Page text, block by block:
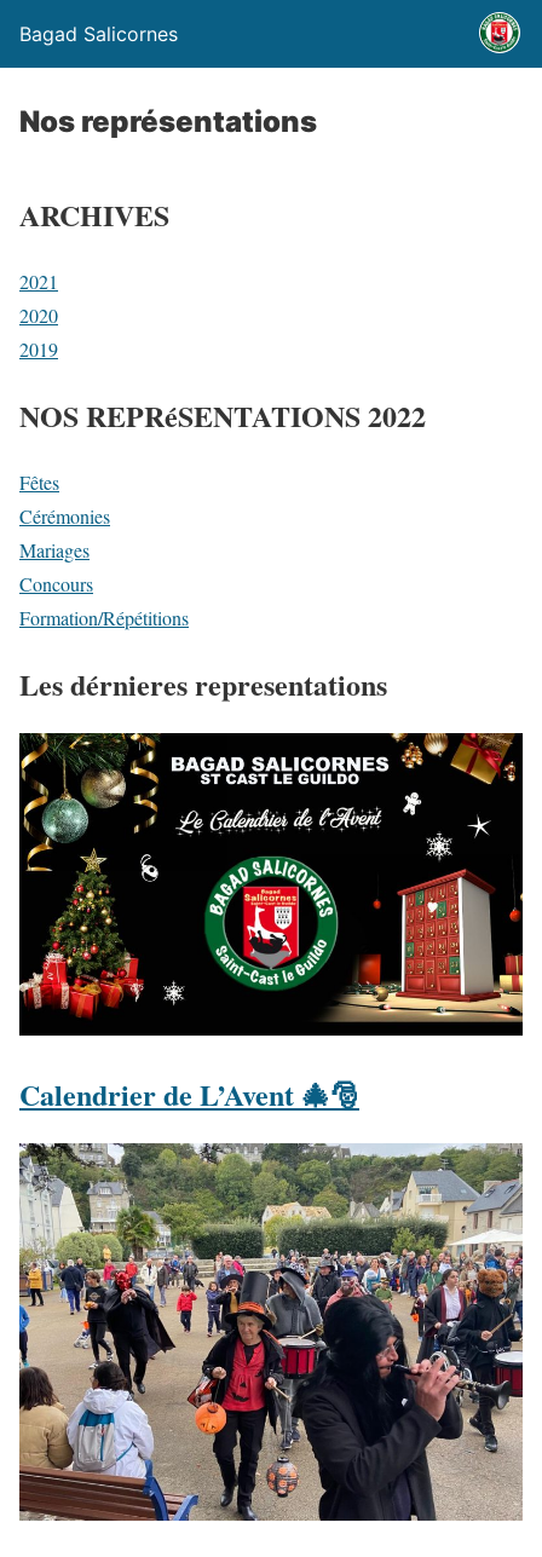
Bagad Salicornes
Nos représentations
ARCHIVES
2021
2020
2019
NOS REPRéSENTATIONS 2022
Fêtes
Cérémonies
Mariages
Concours
Formation/Répétitions
Les dérnieres representations
Calendrier de L’Avent 🎄🎅